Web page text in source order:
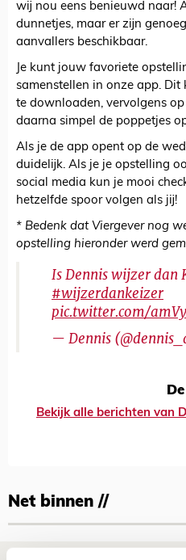
wij nou eens benieuwd naar!
dunnetjes, maar er zijn
aanvallers beschikbaar.
Je kunt jouw favoriete
samenstellen in onze app.
te downloaden, vervolgens
daarna simpel de poppetjes
Als je de app opent op de
duidelijk. Als je je opstelling
social media kun je mooi
hetzelfde spoor volgen als jij!
* Bedenk dat Viergever nog
opstelling hieronder werd
Is Dennis wijzer dan
#wijzerdankeizer
pic.twitter.com/
— Dennis
Bekijk alle berichten van
Net binnen //